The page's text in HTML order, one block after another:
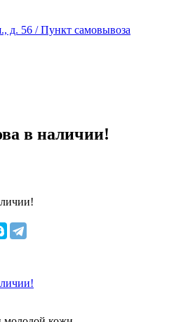
д. 56 / Пункт самовывоза
в наличии!